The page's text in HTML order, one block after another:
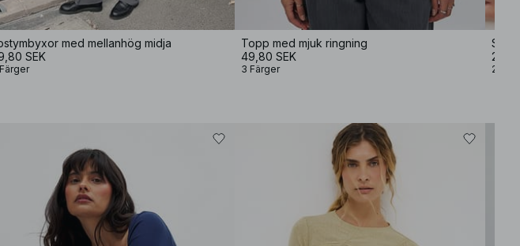
med mellanhög midja
SEK
Topp med mjuk ringning
49,80 SEK
3 Färger
Soft
249
2